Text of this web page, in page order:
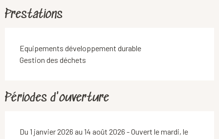
Prestations
Equipements développement durable
Gestion des déchets
Périodes d'ouverture
Du 1 janvier 2026 au 14 août 2026 - Ouvert le mardi, le